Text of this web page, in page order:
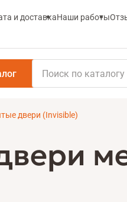
и доставкаНаши работы
двери (Invisible)